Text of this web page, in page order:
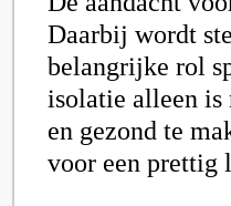
Daarbij wordt
belangrijke rol
isolatie alleen is
en gezond te
voor een prettig